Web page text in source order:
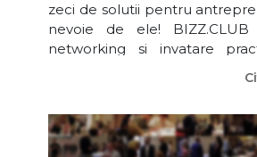
zeci de solutii pentru
nevoie de ele!
networking si invatare
intruchipat foarte bine cele 2